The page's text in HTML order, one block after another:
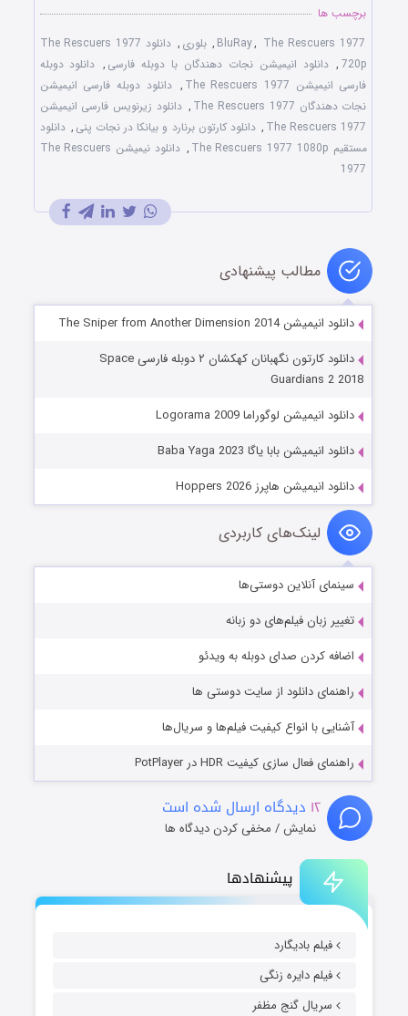
پیشنهادها
فیلم بادیگارد
فیلم دایره زنگی
سریال گنج مظفر
برچسب ها
BluRay, The Rescuers 1977
, بلوری ,
دانلود The Rescuers 1977
720p
, دانلود انیمیشن نجات دهندگان با دوبله فارسی , دانلود دوبله
فارسی انیمیشن The Rescuers 1977
, دانلود دوبله فارسی انیمیشن
نجات دهندگان The Rescuers 1977
, دانلود زیرنویس فارسی انیمیشن
The Rescuers 1977
, دانلود کارتون برنارد و بیانکا در نجات پنی , دانلود
مستقیم The Rescuers 1977 1080p
,
دانلود نیمیشن The Rescuers
1977
مطالب پیشنهادی
دانلود انیمیشن The Sniper from Another Dimension 2014
دانلود کارتون نگهبانان کهکشان ۲ دوبله فارسی Space
Guardians 2 2018
دانلود انیمیشن لوگوراما Logorama 2009
دانلود انیمیشن بابا یاگا Baba Yaga 2023
دانلود انیمیشن هاپرز Hoppers 2026
لینک‌های کاربردی
سینمای آنلاین دوستی‌ها
تغییر زبان فیلم‌های دو زبانه
اضافه کردن صدای دوبله به ویدئو
راهنمای دانلود از سایت دوستی ها
آشنایی با انواع کیفیت فیلم‌ها و سریال‌ها
راهنمای فعال سازی کیفیت HDR در PotPlayer
۱۲ دیدگاه ارسال شده است
نمایش / مخفی کردن دیدگاه ها